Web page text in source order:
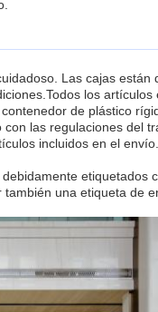
Las cajas
los
de plástico
las regulaciones del
incluidos en el
etiquetados
una etiqueta de